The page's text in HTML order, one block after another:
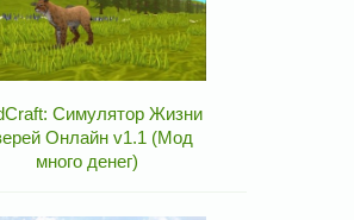
Симулятор Жизни
Онлайн v1.1 (Мод
много денег)